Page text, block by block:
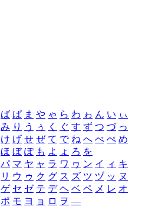
ば ぱ ま や ゃ ら わ ゎ ん い ぃ
み り う ぅ く ぐ す ず つ づ っ
け げ せ ぜ て で ね へ べ ぺ め
ほ ぼ ぽ も よ ょ ろ を
パ マ ヤ ャ ラ ワ ヮ ン イ ィ キ
リ ウ ゥ ク グ ス ズ ツ ヅ ッ ヌ
ゲ セ ゼ テ デ ヘ ベ ペ メ レ オ
ポ モ ヨ ョ ロ ヲ ―